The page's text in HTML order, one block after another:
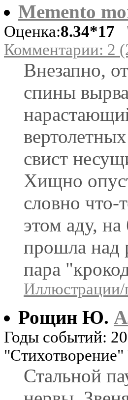
Memento
Оценка:8.34*17
Комментарии: 2
Внезапно,
спины
свист
Хищно
словно что-
этом аду,
прошла над
пара
Рощин Ю.
Годы событий:
"Стихотворение"
Стальной